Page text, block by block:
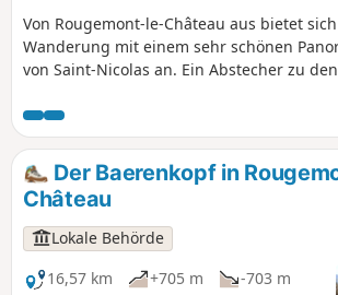
Von Rougemont-le-Château aus bietet
Wanderung mit einem sehr schönen
von Saint-Nicolas an. Ein Abstecher zu
Der Baerenkopf in
Château
Lokale Behörde
16,57 km
+705 m
-703 m